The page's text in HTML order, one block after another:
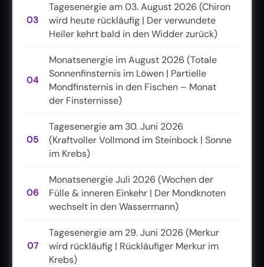
03
Tagesenergie am 03. August 2026 (Chiron
wird heute rückläufig | Der verwundete
Heiler kehrt bald in den Widder zurück)
04
Monatsenergie im August 2026 (Totale
Sonnenfinsternis im Löwen | Partielle
Mondfinsternis in den Fischen – Monat
der Finsternisse)
05
Tagesenergie am 30. Juni 2026
(Kraftvoller Vollmond im Steinbock | Sonne
im Krebs)
06
Monatsenergie Juli 2026 (Wochen der
Fülle & inneren Einkehr | Der Mondknoten
wechselt in den Wassermann)
07
Tagesenergie am 29. Juni 2026 (Merkur
wird rückläufig | Rückläufiger Merkur im
Krebs)